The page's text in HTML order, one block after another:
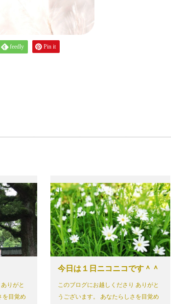
feedly Pin it
りがと
を目覚め
今日は１日ニコニコです＾＾
このブログにお越しくださり ありがと
うございます。 あなたらしさを目覚め